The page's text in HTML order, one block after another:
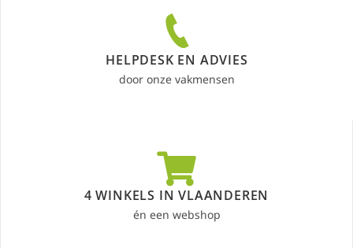
HELPDESK EN ADVIES
door onze vakmensen
4 WINKELS IN VLAANDEREN
én een webshop